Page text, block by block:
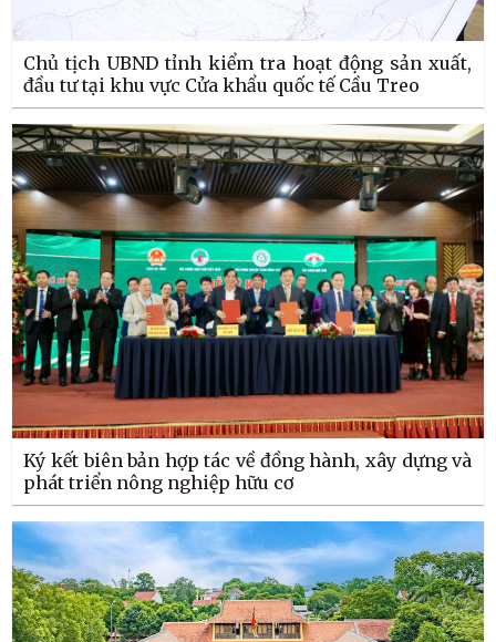
Chủ tịch UBND tỉnh kiểm tra hoạt động sản xuất,
đầu tư tại khu vực Cửa khẩu quốc tế Cầu Treo
Ký kết biên bản hợp tác về đồng hành, xây dựng và
phát triển nông nghiệp hữu cơ